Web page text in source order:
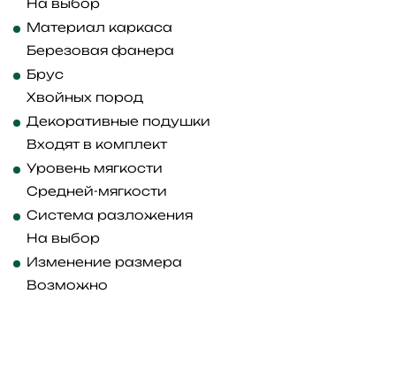
На выбор
Материал каркаса
Березовая фанера
Брус
Хвойных пород
Декоративные подушки
Входят в комплект
Уровень мягкости
Средней-мягкости
Система разложения
На выбор
Изменение размера
Возможно